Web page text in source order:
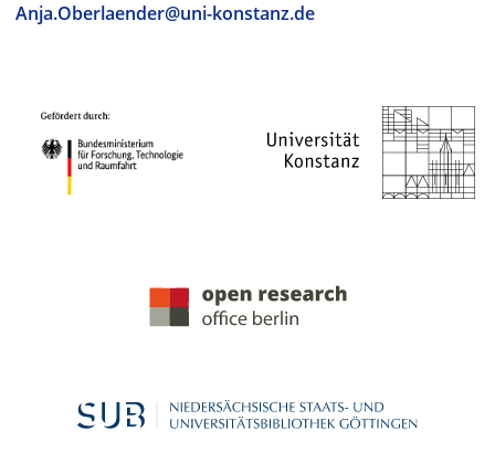
Anja.Oberlaender@uni-konstanz.de